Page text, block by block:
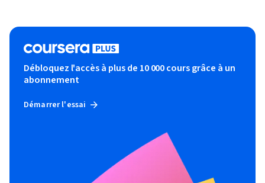
Débloquez l'accès à plus de 10 000 cours grâce à un
abonnement
Démarrer l'essai